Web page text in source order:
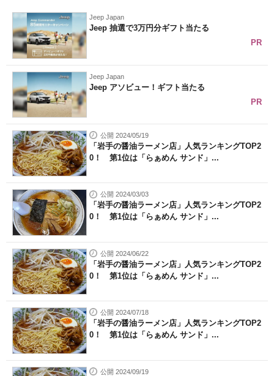
Jeep Japan
Jeep 抽選で3万円分ギフト当たる
PR
Jeep Japan
Jeep アソビュー！ギフト当たる
PR
公開 2024/05/19
「岩手の醤油ラーメン店」人気ランキングTOP2
0！ 第1位は「らぁめん サンド」...
公開 2024/03/03
「岩手の醤油ラーメン店」人気ランキングTOP2
0！ 第1位は「らぁめん サンド」...
公開 2024/06/22
「岩手の醤油ラーメン店」人気ランキングTOP2
0！ 第1位は「らぁめん サンド」...
公開 2024/07/18
「岩手の醤油ラーメン店」人気ランキングTOP2
0！ 第1位は「らぁめん サンド」...
公開 2024/09/19